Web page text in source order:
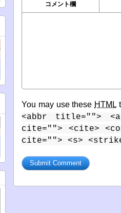
コメント欄
You may use these HTML
<abbr title="">
cite=""> <cite>
cite=""> <s>